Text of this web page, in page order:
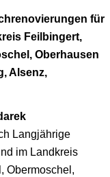
für
Feilbingert,
Oberhausen
Alsenz,
Langjährige
im Landkreis
Obermoschel,